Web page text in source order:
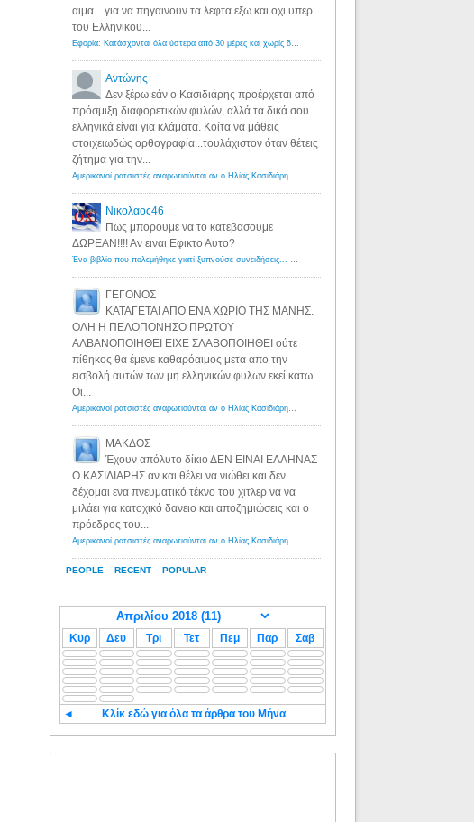
PEOPLE RECENT POPULAR
αιμα... για να πηγαινουν τα λεφτα εξω και οχι υπερ
του Ελληνικου...
Εφορία: Κατάσχονται όλα ύστερα από 30 μέρες και χωρίς δικαστικές αποφάσεις - Λόγιος Ερμής
Αντώνης
Δεν ξέρω εάν ο Κασιδιάρης προέρχεται από
πρόσμιξη διαφορετικών φυλών, αλλά τα δικά σου
ελληνικά είναι για κλάματα. Κοίτα να μάθεις
στοιχειωδώς ορθογραφία...τουλάχιστον όταν θέτεις
ζήτημα για την...
Αμερικανοί ρατσιστές αναρωτιούνται αν ο Ηλίας Κασιδιάρης ανήκει στη λευκή φυλή... - Λόγιος Ερμής
Νικολαος46
Πως μπορουμε να το κατεβασουμε
ΔΩΡΕΑΝ!!!! Αν ειναι Εφικτο Αυτο?
Ένα βιβλίο που πολεμήθηκε γιατί ξυπνούσε συνειδήσεις... - Λόγιος Ερμής | Η γνώση ξεκινάει με την αναζήτηση...
ΓΕΓΟΝΟΣ
ΚΑΤΑΓΕΤΑΙ ΑΠΟ ΕΝΑ ΧΩΡΙΟ ΤΗΣ ΜΑΝΗΣ.
ΟΛΗ Η ΠΕΛΟΠΟΝΗΣΟ ΠΡΩΤΟΥ
ΑΛΒΑΝΟΠΟΙΗΘΕΙ ΕΙΧΕ ΣΛΑΒΟΠΟΙΗΘΕΙ ούτε
πίθηκος θα έμενε καθαρόαιμος μετα απο την
εισβολή αυτών των μη ελληνικών φυλων εκεί κατω.
Οι...
Αμερικανοί ρατσιστές αναρωτιούνται αν ο Ηλίας Κασιδιάρης ανήκει στη λευκή φυλή... - Λόγιος Ερμής
ΜΑΚΔΟΣ
Έχουν απόλυτο δίκιο ΔΕΝ ΕΙΝΑΙ ΕΛΛΗΝΑΣ
Ο ΚΑΣΙΔΙΑΡΗΣ αν και θέλει να νιώθει και δεν
δέχομαι ενα πνευματικό τέκνο του χιτλερ να να
μιλάει για κατοχικό δανειο και αποζημιώσεις και ο
πρόεδρος του...
Αμερικανοί ρατσιστές αναρωτιούνται αν ο Ηλίας Κασιδιάρης ανήκει στη λευκή φυλή... - Λόγιος Ερμής
Κυρ Δευ Τρι Τετ Πεμ Παρ Σαβ
◄ Κλίκ εδώ για όλα τα άρθρα του Μήνα